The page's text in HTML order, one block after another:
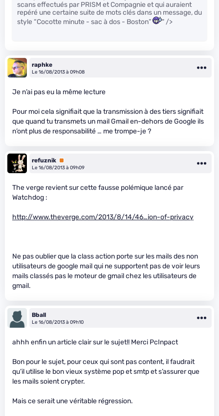
scans effectués par PRISM et Compagnie et qui auraient
repéré une certaine suite de mots clés dans un message, du
style “Cocotte minute - sac à dos - Boston”
" />
raphke
Le 16/08/2013 à 09h08
Je n’ai pas eu la même lecture
Pour moi cela signifiait que la transmission à des tiers signifiait
que quand tu transmets un mail Gmail en-dehors de Google ils
n’ont plus de responsabilité … me trompe-je ?
refuznik Premium
Le 16/08/2013 à 09h09
The verge revient sur cette fausse polémique lancé par
Watchdog :
http://www.theverge.com/2013/8/14/46…ion-of-privacy
Ne pas oublier que la class action porte sur les mails des non
utilisateurs de google mail qui ne supportent pas de voir leurs
mails classés pas le moteur de gmail chez les utilisateurs de
gmail.
Bball
Le 16/08/2013 à 09h10
ahhh enfin un article clair sur le sujet!! Merci PcInpact
Bon pour le sujet, pour ceux qui sont pas content, il faudrait
qu’il utilise le bon vieux système pop et smtp et s’assurer que
les mails soient crypter.
Mais ce serait une véritable régression.